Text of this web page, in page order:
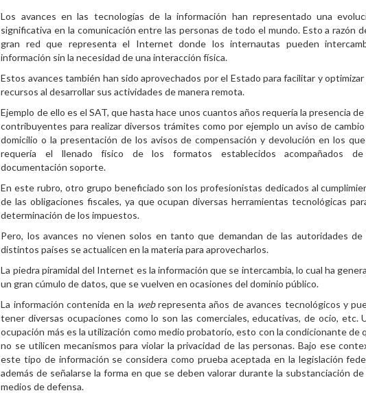
Los avances en las tecnologías de la información han representado una
significativa en la comunicación entre las personas de todo el mundo. Esto a razón
gran red que representa el Internet donde los internautas pueden
información sin la necesidad de una interacción física.
Estos avances también han sido aprovechados por el Estado para facilitar y optimizar
recursos al desarrollar sus actividades de manera remota.
Ejemplo de ello es el SAT, que hasta hace unos cuantos años requería la presencia de
contribuyentes para realizar diversos trámites como por ejemplo un aviso de
domicilio o la presentación de los avisos de compensación y devolución en los
requería el llenado físico de los formatos establecidos acompañados
documentación soporte.
En este rubro, otro grupo beneficiado son los profesionistas dedicados al
de las obligaciones fiscales, ya que ocupan diversas herramientas tecnológicas
determinación de los impuestos.
Pero, los avances no vienen solos en tanto que demandan de las autoridades de
distintos países se actualicen en la materia para aprovecharlos.
La piedra piramidal del Internet es la información que se intercambia, lo cual ha
un gran cúmulo de datos, que se vuelven en ocasiones del dominio público.
La información contenida en la webrepresenta años de avances tecnológicos y
tener diversas ocupaciones como lo son las comerciales, educativas, de ocio, etc.
ocupación más es la utilización como medio probatorio, esto con la condicionante de
no se utilicen mecanismos para violar la privacidad de las personas. Bajo ese
este tipo de información se considera como prueba aceptada en la legislación
además de señalarse la forma en que se deben valorar durante la substanciación de
medios de defensa.